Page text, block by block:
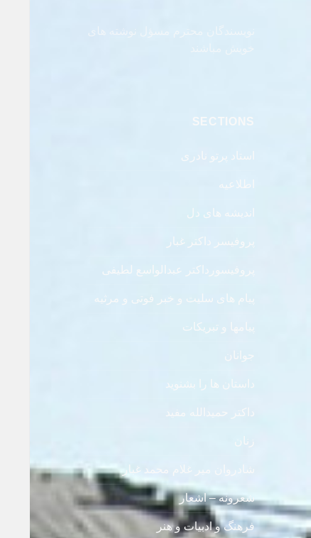
نویسندگان محترم مسؤل نوشته های
SECTIONS
استاد پرتو نادری
اطلاعیه
اندیشه های دل
پروفیسر داکتر غبار
پروفیسورداکتر عبدالواسع لطیفی
پیام های سلیت و خبر فوتی و مرثیه
پیامها و تبریکات
جوانان
داستان ها را بشنوید
داکتر حمیدالله مفید
زنان
شادروان میر غلام محمد غبار
شعرونه – اشعار
فرهنگ و ادبیات و هنر